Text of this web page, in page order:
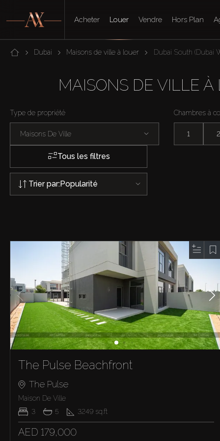
Acheter Louer Vendre Hors Plan
Dubai Maisons de ville à louer Dubai South (Dubai
MAISONS DE VILLE
Type de propriété
Maisons De Ville
Chambres à
1 2
Tous les filtres
Trier par:Popularité
The Pulse Beachfront
The Pulse
Maison De Ville
3
5 3249 sq.ft
AED 179,000